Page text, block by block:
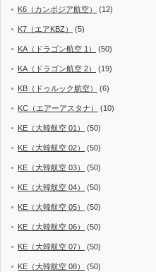
K6（カンボジア航空） (12)
K7（エアKBZ） (5)
KA（ドラゴン航空 1） (50)
KA（ドラゴン航空 2） (19)
KB（ドゥルック航空） (6)
KC（エアーアスタナ） (10)
KE（大韓航空 01） (50)
KE（大韓航空 02） (50)
KE（大韓航空 03） (50)
KE（大韓航空 04） (50)
KE（大韓航空 05） (50)
KE（大韓航空 06） (50)
KE（大韓航空 07） (50)
KE（大韓航空 08） (50)